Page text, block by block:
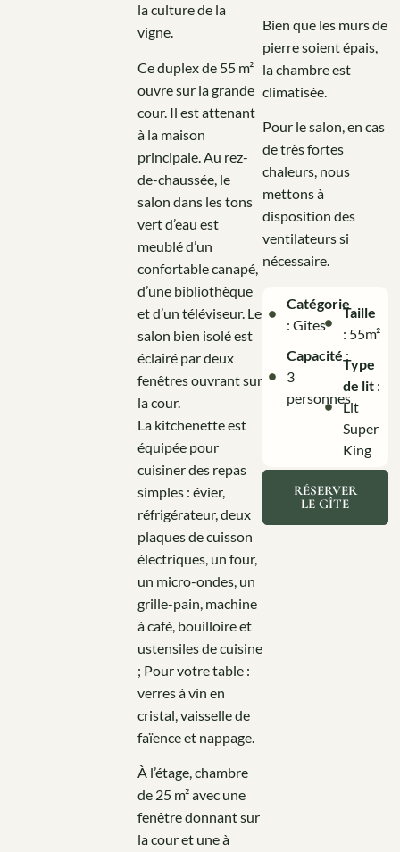
la culture de la
vigne.
Ce duplex de 55 m²
ouvre sur la grande
cour. Il est attenant
à la maison
principale. Au rez-
de-chaussée, le
salon dans les tons
vert d’eau est
meublé d’un
confortable canapé,
d’une bibliothèque
et d’un téléviseur. Le
salon bien isolé est
éclairé par deux
fenêtres ouvrant sur
la cour.
La kitchenette est
équipée pour
cuisiner des repas
simples : évier,
réfrigérateur, deux
plaques de cuisson
électriques, un four,
un micro-ondes, un
grille-pain, machine
à café, bouilloire et
ustensiles de cuisine
; Pour votre table :
verres à vin en
cristal, vaisselle de
faïence et nappage.
À l’étage, chambre
de 25 m² avec une
fenêtre donnant sur
la cour et une à
Bien que les murs de
pierre soient épais,
la chambre est
climatisée.
Pour le salon, en cas
de très fortes
chaleurs, nous
mettons à
disposition des
ventilateurs si
nécessaire.
Catégorie
: Gîtes
Capacité :
3
personnes
Taille
: 55m²
Type
de lit :
Lit
Super
King
RÉSERVER
LE GÎTE